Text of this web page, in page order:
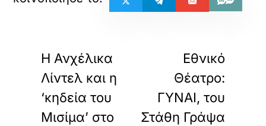
Η Ανχέλικα
Λίντελ και η
‘κηδεία του
Μισίμα’ στο
Εθνικό
Θέατρο:
ΓΥΝΑΙ, του
Στάθη Γράψα